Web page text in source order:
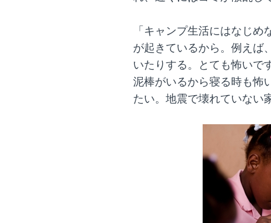
「キャンプ生活にはなじ
が起きているから。例えば
いたりする。とても怖いで
泥棒がいるから寝る時も怖
たい。地震で壊れていない